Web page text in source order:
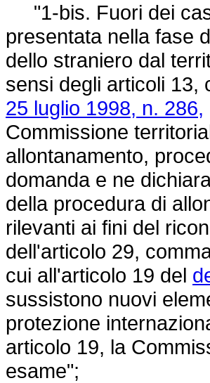
"1-bis. Fuori dei
presentata nella fase
dello straniero dal
sensi degli articoli
25 luglio 1998, n. 286,
Commissione
allontanamento,
domanda e ne
della procedura di
rilevanti ai fini del
dell'articolo 29,
cui all'articolo 19 del
sussistono nuovi
protezione
articolo 19, la
esame";